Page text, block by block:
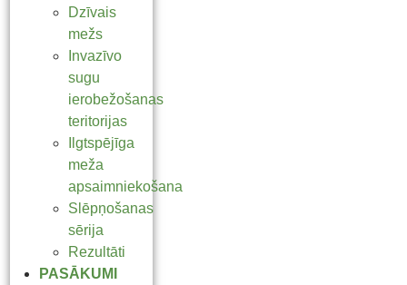
Dzīvais
mežs
Invazīvo
sugu
ierobežošanas
teritorijas
Ilgtspējīga
meža
apsaimniekošana
Slēpņošanas
sērija
Rezultāti
PASĀKUMI